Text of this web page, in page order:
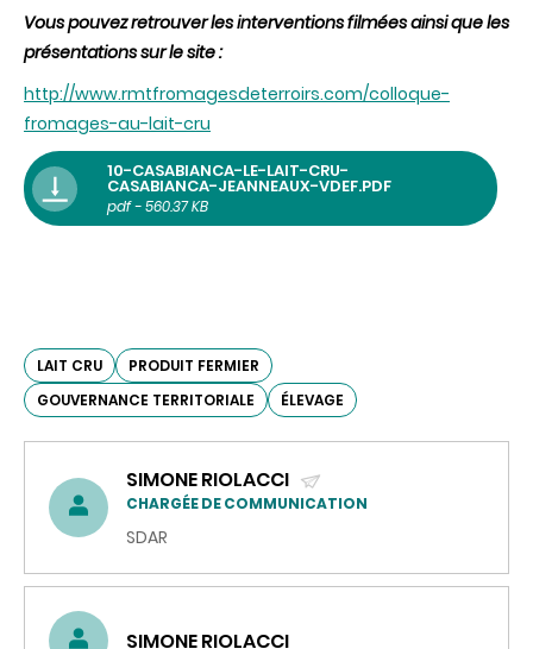
Vous pouvez retrouver les interventions filmées ainsi que les
présentations sur le site :
http://www.rmtfromagesdeterroirs.com/colloque-
fromages-au-lait-cru
10-CASABIANCA-LE-LAIT-CRU-
CASABIANCA-JEANNEAUX-VDEF.PDF
pdf - 560.37 KB
LAIT CRU
PRODUIT FERMIER
GOUVERNANCE TERRITORIALE
ÉLEVAGE
SIMONE RIOLACCI
(ENVOYER
UN
CHARGÉE DE COMMUNICATION
SDAR
SIMONE RIOLACCI